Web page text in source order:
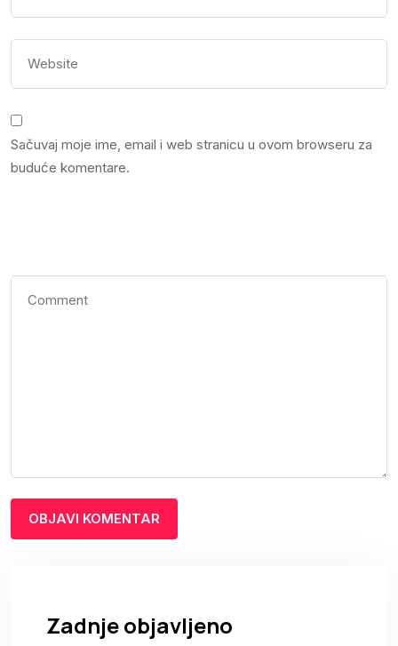
Sačuvaj moje ime, email i web stranicu u ovom browseru za
buduće komentare.
Zadnje objavljeno